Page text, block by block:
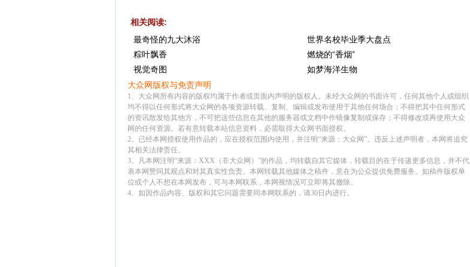
相关阅读:
最奇怪的九大沐浴
世界名校毕业季大盘点
粽叶飘香
燃烧的“香烟”
视觉奇图
如梦海洋生物
大众网版权与免责声明
1、大众网所有内容的版权均属于作者或页面内声明的版权人。未经大众网的书面许可，任何其他个人或组织
均不得以任何形式将大众网的各项资源转载、复制、编辑或发布使用于其他任何场合；不得把其中任何形式
的资讯散发给其他方，不可把这些信息在其他的服务器或文档中作镜像复制或保存；不得修改或再使用大众
网的任何资源。若有意转载本站信息资料，必需取得大众网书面授权。
2、已经本网授权使用作品的，应在授权范围内使用，并注明“来源：大众网”。违反上述声明者，本网将追究
其相关法律责任。
3、凡本网注明“来源：XXX（非大众网）”的作品，均转载自其它媒体，转载目的在于传递更多信息，并不代
表本网赞同其观点和对其真实性负责。本网转载其他媒体之稿件，意在为公众提供免费服务。如稿件版权单
位或个人不想在本网发布，可与本网联系，本网视情况可立即将其撤除。
4、如因作品内容、版权和其它问题需要同本网联系的，请30日内进行。